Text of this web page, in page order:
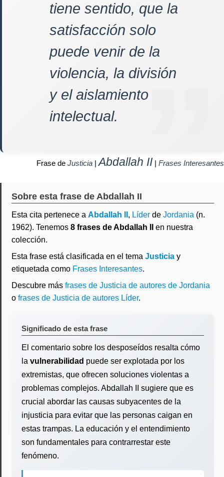
tiene sentido, que la
satisfacción solo
puede venir de la
violencia, la división
y el aislamiento
intelectual.
Frase de Justicia |Abdallah II | Frases Interesantes
Sobre esta frase de Abdallah II
Esta cita pertenece a Abdallah II , Líder de Jordania (n.
1962). Tenemos 8 frases de Abdallah II
en nuestra
colección.
Esta frase está clasificada en el tema Justicia y
etiquetada como Frases Interesantes.
Descubre más frases de Justicia de autores de Jordania
o frases de Justicia de autores Líder.
Significado de esta frase
El comentario sobre los desposeídos resalta cómo
la vulnerabilidad puede ser explotada por los
extremistas, que ofrecen soluciones violentas a
problemas complejos. Abdallah II sugiere que es
crucial abordar las causas subyacentes de la
injusticia para evitar que las personas caigan en
estas trampas. La educación y el entendimiento
son fundamentales para contrarrestar este
fenómeno.